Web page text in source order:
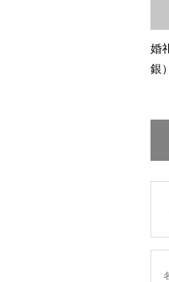
婚
銀